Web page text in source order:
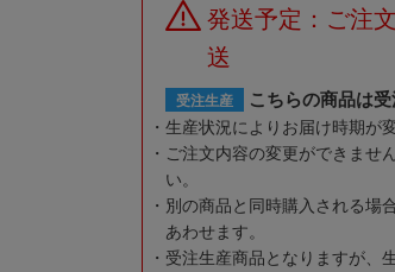
発送予定：ご注
送
受注生産 こちらの商品は受
生産状況によりお届け時期が
ご注文内容の変更ができませ
い。
別の商品と同時購入される場
あわせます。
受注生産商品となりますが、